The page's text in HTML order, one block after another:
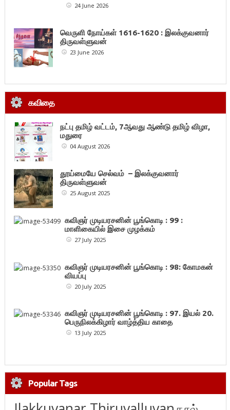
24 June 2026
வெருளி நோய்கள் 1616-1620 : இலக்குவனார்
திருவள்ளுவன்
23 June 2026
கவிதை
நட்பு தமிழ் வட்டம், 7ஆவது ஆண்டு தமிழ் விழா,
மதுரை
04 August 2026
தூய்மையே செல்வம் – இலக்குவனார்
திருவள்ளுவன்
25 August 2025
கவிஞர் முடியரசனின் பூங்கொடி : 99 :
மாளிகையில் இசை முழக்கம்
27 July 2025
கவிஞர் முடியரசனின் பூங்கொடி : 98: கோமகன்
வியப்பு
20 July 2025
கவிஞர் முடியரசனின் பூங்கொடி : 97. இயல் 20.
பெருநிலக்கிழார் வாழ்த்திய காதை
13 July 2025
Popular Tags